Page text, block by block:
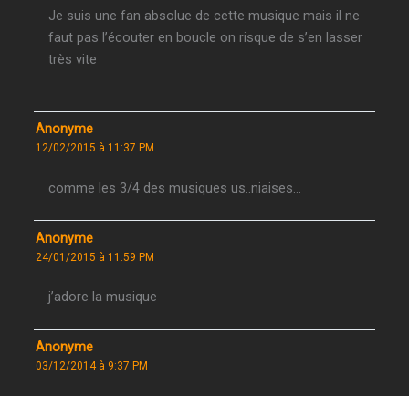
Je suis une fan absolue de cette musique mais il ne
faut pas l’écouter en boucle on risque de s’en lasser
très vite
Anonyme
12/02/2015 à 11:37 PM
comme les 3/4 des musiques us..niaises…
Anonyme
24/01/2015 à 11:59 PM
j’adore la musique
Anonyme
03/12/2014 à 9:37 PM